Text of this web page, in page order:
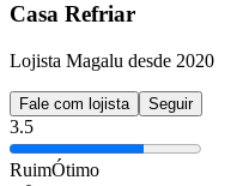
Casa Refriar
Lojista Magalu desde 2020
Fale com lojista Seguir
3.5
RuimÓtimo